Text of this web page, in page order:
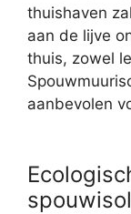
thuishaven
aan de lijve
thuis, zowel
aanbevolen